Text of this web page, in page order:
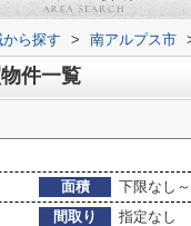
ら探す > 南アルプス市
件一覧
面積 下限なし
間取り
指定なし